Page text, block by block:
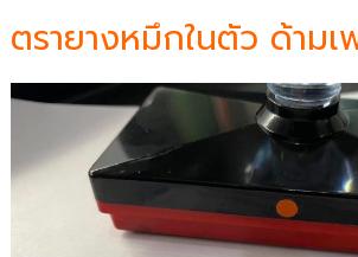
ตรายางหมึกในตัว ด้ามเ